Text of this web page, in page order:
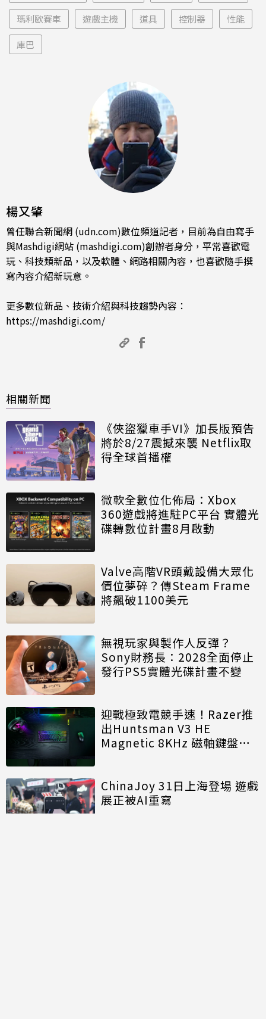
瑪利歐賽車 遊戲主機 道具 控制器 性能
庫巴
楊又肇
曾任聯合新聞網 (udn.com)數位頻道記者，目前為自由寫手
與Mashdigi網站 (mashdigi.com)創辦者身分，平常喜歡電
玩、科技類新品，以及軟體、網路相關內容，也喜歡隨手撰
寫內容介紹新玩意。
更多數位新品、技術介紹與科技趨勢內容：
https://mashdigi.com/
相關新聞
《俠盜獵車手VI》加長版預告
將於8/27震撼來襲 Netflix取
得全球首播權
微軟全數位化佈局：Xbox
360遊戲將進駐PC平台 實體光
碟轉數位計畫8月啟動
Valve高階VR頭戴設備大眾化
價位夢碎？傳Steam Frame
將飆破1100美元
無視玩家與製作人反彈？
Sony財務長：2028全面停止
發行PS5實體光碟計畫不變
迎戰極致電競手速！Razer推
出Huntsman V3 HE
Magnetic 8KHz 磁軸鍵盤效
ChinaJoy 31日上海登場 遊戲
展正被AI重寫